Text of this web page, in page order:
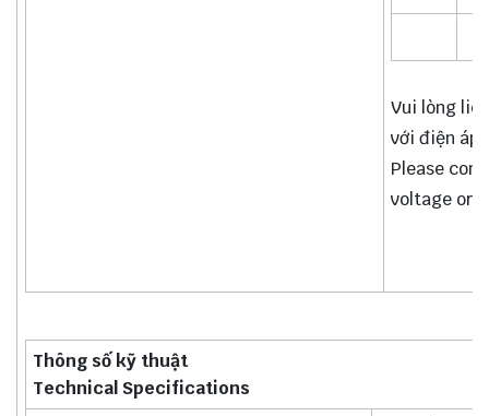
Vui lòng
với điện áp
Please
voltage or
Thông số kỹ thuật
Technical Specifications